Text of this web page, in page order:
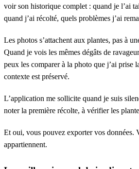
voir son historique complet : quand je l’ai
quand j’ai récolté, quels problèmes j’ai
Les photos s’attachent aux plantes, pas à
Quand je vois les mêmes dégâts de
peux les comparer à la photo que j’ai prise
contexte est préservé.
L’application me sollicite quand je suis
noter la première récolte, à vérifier les
Et oui, vous pouvez exporter vos données.
appartiennent.